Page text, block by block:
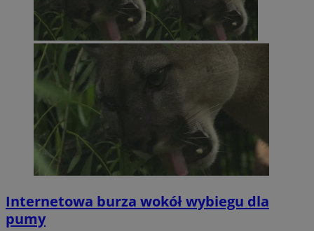
Internetowa burza wokół wybiegu dla
pumy